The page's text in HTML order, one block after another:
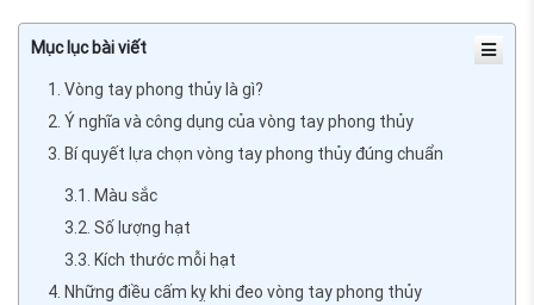
Mục lục bài viết
1. Vòng tay phong thủy là gì?
2. Ý nghĩa và công dụng của vòng tay phong thủy
3. Bí quyết lựa chọn vòng tay phong thủy đúng chuẩn
3.1. Màu sắc
3.2. Số lượng hạt
3.3. Kích thước mỗi hạt
4. Những điều cấm kỵ khi đeo vòng tay phong thủy